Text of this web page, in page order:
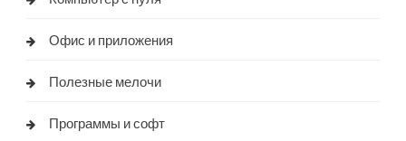
Офис и приложения
Полезные мелочи
Программы и софт